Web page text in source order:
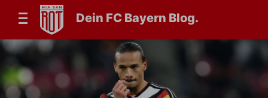
Dein FC Bayern Blog.